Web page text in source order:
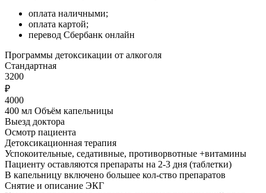
оплата наличными;
оплата картой;
перевод Сбербанк онлайн
Программы детоксикации от алкоголя
Стандартная
3200
₽
4000
400 мл Объём капельницы
Выезд доктора
Осмотр пациента
Детоксикационная терапия
Успокоительные, седативные, противорвотные +витамины
Пациенту оставляются препараты на 2-3 дня (таблетки)
В капельницу включено большее кол-ство препаратов
Снятие и описание ЭКГ